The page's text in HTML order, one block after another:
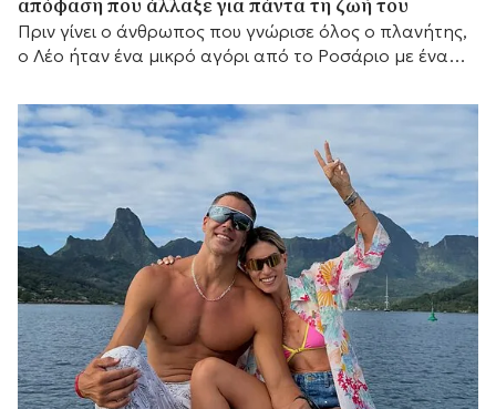
Πριν γίνει ο άνθρωπος που γνώρισε όλος ο πλανήτης,
ο Λέο ήταν ένα μικρό αγόρι από το Ροσάριο με ένα
κυνηγήσει μαζί του